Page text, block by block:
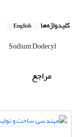
کلیدواژه‌ها English
Sodium Dodecyl
مراجع